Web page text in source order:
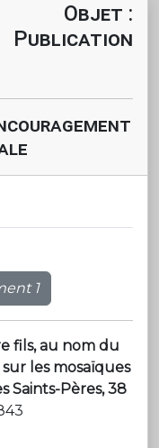
Objet :
Publication
1
fils, au nom du
les mosaïques
Saints-Pères, 38